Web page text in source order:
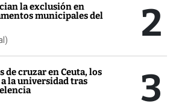
la exclusión en
municipales del
2
de cruzar en Ceuta, los
la universidad tras
3